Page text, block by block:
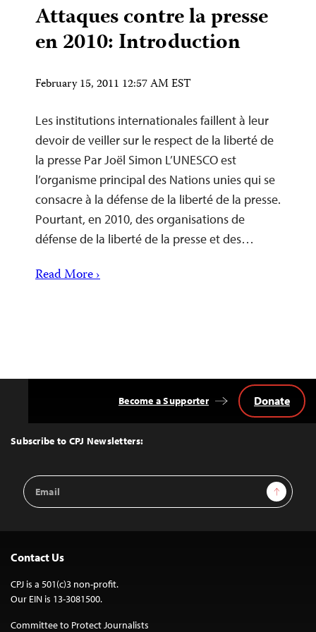
Attaques contre la presse
en 2010: Introduction
February 15, 2011 12:57 AM EST
Les institutions internationales faillent à leur
devoir de veiller sur le respect de la liberté de
la presse Par Joël Simon L’UNESCO est
l’organisme principal des Nations unies qui se
consacre à la défense de la liberté de la presse.
Pourtant, en 2010, des organisations de
défense de la liberté de la presse et des…
Read More ›
Top
Subscribe to CPJ Newsletters:
Email
Address
Sign Up
Become a Supporter Donate
Contact Us
CPJ is a 501(c)3 non-profit.
Our EIN is 13-3081500.
Committee to Protect Journalists